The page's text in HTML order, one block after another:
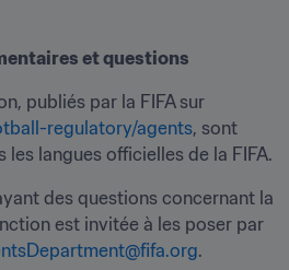
et questions
regulatory/agents, sont
langues officielles de la FIFA.
des questions concernant la
est invitée à les poser par
.